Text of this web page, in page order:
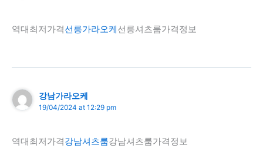
역대최저가격선릉가라오케선릉셔츠룸가격정보
강남가라오케
19/04/2024 at 12:29 pm
역대최저가격강남셔츠룸강남셔츠룸가격정보